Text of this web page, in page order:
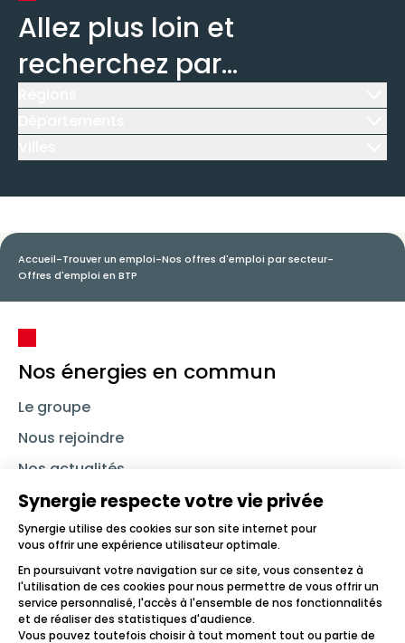
Allez plus loin et
recherchez par...
Accueil-Trouver un emploi-Nos offres d'emploi par secteur-
Offres d'emploi en BTP
Nos énergies en commun
Le groupe
Nous rejoindre
Nos actualités
Nous contacter
Linkedin SynergieInstagramTikTok Youtube
Trouver un emploi
Icône d'illustration